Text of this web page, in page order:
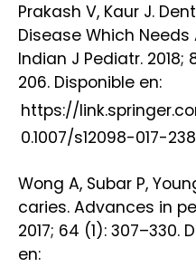
Prakash V, Kaur J.
Disease Which
Indian J Pediatr. 2018;
206. Disponible en:
https://
0.1007/s12098-017-
Wong A, Subar P,
caries. Advances in
2017; 64 (1): 307–330.
en: